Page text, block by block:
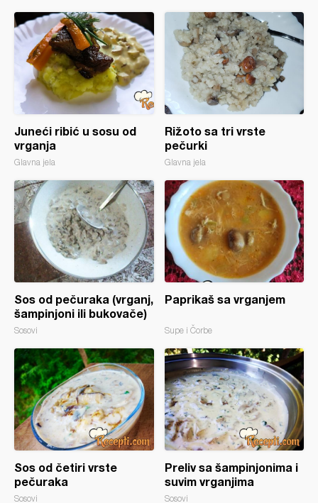
Juneći ribić u sosu od
vrganja
Glavna jela
Rižoto sa tri vrste
pečurki
Glavna jela
Sos od pečuraka (vrganj,
šampinjoni ili bukovače)
Sosovi
Paprikaš sa vrganjem
Supe i Čorbe
Sos od četiri vrste
pečuraka
Sosovi
Preliv sa šampinjonima i
suvim vrganjima
Sosovi